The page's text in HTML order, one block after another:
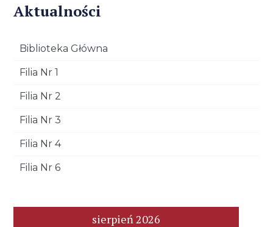
Aktualności
Biblioteka Główna
Filia Nr 1
Filia Nr 2
Filia Nr 3
Filia Nr 4
Filia Nr 6
sierpień 2026